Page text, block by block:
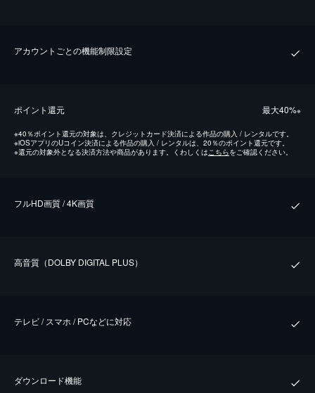
アカウントごとの機能制限設定
ポイント還元 最⼤40%※
※40％ポイント還元の対象は、クレジットカード決済による作品の購入 / レンタルです。
※iOSアプリのUコイン決済による作品の購入 / レンタルは、20％のポイント還元です。
※還元の対象外となる決済方法や商品があります。くわしくはこちらをご確認ください。
フルHD画質 / 4K画質
⾼⾳質（DOLBY DIGITAL PLUS）
テレビ / スマホ / PCなどに対応
ダウンロード機能